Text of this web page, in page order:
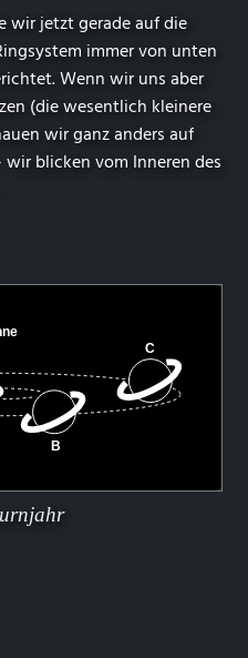
wir jetzt gerade auf die
immer von unten
Wenn wir uns aber
(die wesentlich kleinere
wir ganz anders auf
blicken vom Inneren des